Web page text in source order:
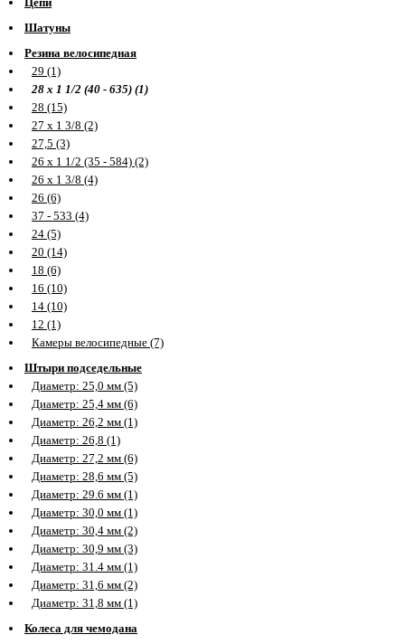
Шатуны
Резина велосипедная
29 (1)
28 х 1 1/2 (40 - 635) (1)
28 (15)
27 х 1 3/8 (2)
27,5 (3)
26 х 1 1/2 (35 - 584) (2)
26 х 1 3/8 (4)
26 (6)
37 - 533 (4)
24 (5)
20 (14)
18 (6)
16 (10)
14 (10)
12 (1)
Камеры велосипедные (7)
Штыри подседельные
Диаметр: 25,0 мм (5)
Диаметр: 25,4 мм (6)
Диаметр: 26,2 мм (1)
Диаметр: 26,8 (1)
Диаметр: 27,2 мм (6)
Диаметр: 28,6 мм (5)
Диаметр: 29.6 мм (1)
Диаметр: 30,0 мм (1)
Диаметр: 30,4 мм (2)
Диаметр: 30,9 мм (3)
Диаметр: 31.4 мм (1)
Диаметр: 31,6 мм (2)
Диаметр: 31,8 мм (1)
Колеса для чемодана